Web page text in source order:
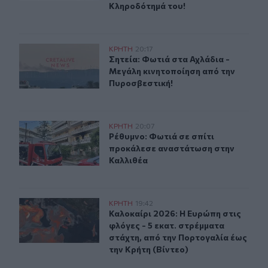
Κληροδότημά του!
Σητεία: Φωτιά στα Αχλάδια - Μεγάλη κινητοποίηση
ΚΡΗΤΗ 20:17
Σητεία: Φωτιά στα Αχλάδια -
Σητεία: Φωτιά στα Αχλάδια -
Μεγάλη κινητοποίηση από την
Πυροσβεστική!
Ρέθυμνο: Φωτιά σε σπίτι προκάλεσε αναστάτωση στην
ΚΡΗΤΗ 20:07
Ρέθυμνο: Φωτιά σε σπίτι
Ρέθυμνο: Φωτιά σε σπίτι
προκάλεσε αναστάτωση στην
Καλλιθέα
Καλοκαίρι 2026: Η Ευρώπη στις φλόγες - 5 εκατ.
ΚΡΗΤΗ 19:42
Καλοκαίρι 2026: Η Ευρώπη στις
Καλοκαίρι 2026: Η Ευρώπη στις
φλόγες - 5 εκατ. στρέμματα
στάχτη, από την Πορτογαλία έως
την Κρήτη (Βίντεο)